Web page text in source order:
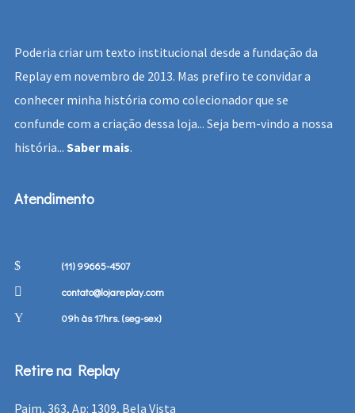
Poderia criar um texto institucional desde a fundação da
Replay em novembro de 2013. Mas prefiro te convidar a
conhecer minha história como colecionador que se
confunde com a criação dessa loja... Seja bem-vindo a nossa
história... Saber mais.
Atendimento
(11) 99665-4507
contato@lojareplay.com
09h às 17hrs. (seg-sex)
Retire na Replay
Paim, 363, Ap: 1309, Bela Vista